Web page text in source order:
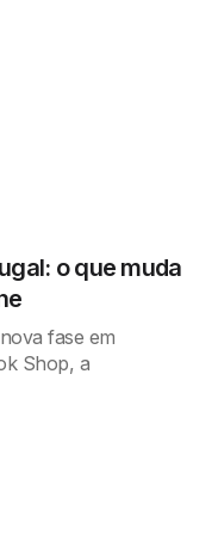
o que muda
fase em
Shop, a